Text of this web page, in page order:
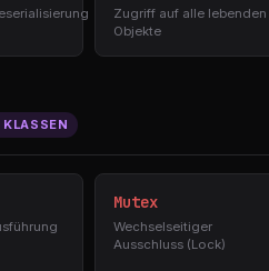
Zugriff auf alle lebenden
Objekte
KLASSEN
Mutex
Wechselseitiger
Ausschluss (Lock)